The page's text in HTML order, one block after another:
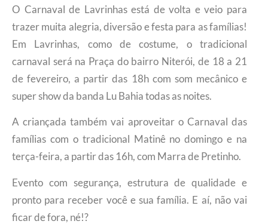
O Carnaval de Lavrinhas está de volta e veio para
trazer muita alegria, diversão e festa para as famílias!
Em Lavrinhas, como de costume, o tradicional
carnaval será na Praça do bairro Niterói, de 18 a 21
de fevereiro, a partir das 18h com som mecânico e
super show da banda Lu Bahia todas as noites.
A criançada também vai aproveitar o Carnaval das
famílias com o tradicional Matinê no domingo e na
terça-feira, a partir das 16h, com Marra de Pretinho.
Evento com segurança, estrutura de qualidade e
pronto para receber você e sua família. E aí, não vai
ficar de fora, né!?